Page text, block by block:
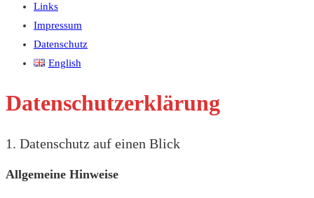
Links
Impressum
Datenschutz
English
Datenschutz­erklärung
1. Datenschutz auf einen Blick
Allgemeine Hinweise